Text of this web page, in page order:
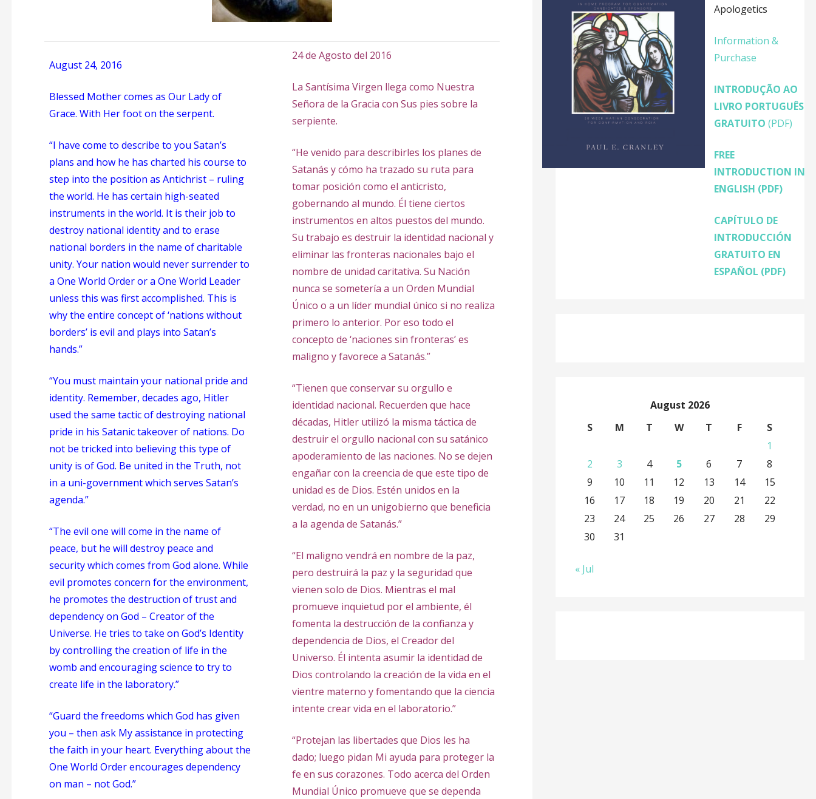
August 24, 2016
Blessed Mother comes as Our Lady of
Grace. With Her foot on the serpent.
“I have come to describe to you Satan’s
plans and how he has charted his course to
step into the position as Antichrist – ruling
the world. He has certain high-seated
instruments in the world. It is their job to
destroy national identity and to erase
national borders in the name of charitable
unity. Your nation would never surrender to
a One World Order or a One World Leader
unless this was first accomplished. This is
why the entire concept of ‘nations without
borders’ is evil and plays into Satan’s
hands.”
“You must maintain your national pride and
identity. Remember, decades ago, Hitler
used the same tactic of destroying national
pride in his Satanic takeover of nations. Do
not be tricked into believing this type of
unity is of God. Be united in the Truth, not
in a uni-government which serves Satan’s
agenda.”
“The evil one will come in the name of
peace, but he will destroy peace and
security which comes from God alone. While
evil promotes concern for the environment,
he promotes the destruction of trust and
dependency on God – Creator of the
Universe. He tries to take on God’s Identity
by controlling the creation of life in the
womb and encouraging science to try to
create life in the laboratory.”
“Guard the freedoms which God has given
you – then ask My assistance in protecting
the faith in your heart. Everything about the
One World Order encourages dependency
on man – not God.”
24 de Agosto del 2016
La Santísima Virgen llega como Nuestra
Señora de la Gracia con Sus pies sobre la
serpiente.
“He venido para describirles los planes de
Satanás y cómo ha trazado su ruta para
tomar posición como el anticristo,
gobernando al mundo. Él tiene ciertos
instrumentos en altos puestos del mundo.
Su trabajo es destruir la identidad nacional y
eliminar las fronteras nacionales bajo el
nombre de unidad caritativa. Su Nación
nunca se sometería a un Orden Mundial
Único o a un líder mundial único si no realiza
primero lo anterior. Por eso todo el
concepto de ‘naciones sin fronteras’ es
maligno y favorece a Satanás.”
“Tienen que conservar su orgullo e
identidad nacional. Recuerden que hace
décadas, Hitler utilizó la misma táctica de
destruir el orgullo nacional con su satánico
apoderamiento de las naciones. No se dejen
engañar con la creencia de que este tipo de
unidad es de Dios. Estén unidos en la
verdad, no en un unigobierno que beneficia
a la agenda de Satanás.”
“El maligno vendrá en nombre de la paz,
pero destruirá la paz y la seguridad que
vienen solo de Dios. Mientras el mal
promueve inquietud por el ambiente, él
fomenta la destrucción de la confianza y
dependencia de Dios, el Creador del
Universo. Él intenta asumir la identidad de
Dios controlando la creación de la vida en el
vientre materno y fomentando que la ciencia
intente crear vida en el laboratorio.”
“Protejan las libertades que Dios les ha
dado; luego pidan Mi ayuda para proteger la
fe en sus corazones. Todo acerca del Orden
Mundial Único promueve que se dependa
Apologetics
Information &
Purchase
INTRODUÇÃO AO
LIVRO PORTUGUÊS
GRATUITO (PDF)
FREE
INTRODUCTION IN
ENGLISH (PDF)
CAPÍTULO DE
INTRODUCCIÓN
GRATUITO EN
ESPAÑOL (PDF)
August 2026
S
M T W T F
S
1
2
3 4 5 6 7
8
9
10 11 12 13 14
15
16
17 18 19 20 21
22
23
24 25 26 27 28
29
30
31
« Jul